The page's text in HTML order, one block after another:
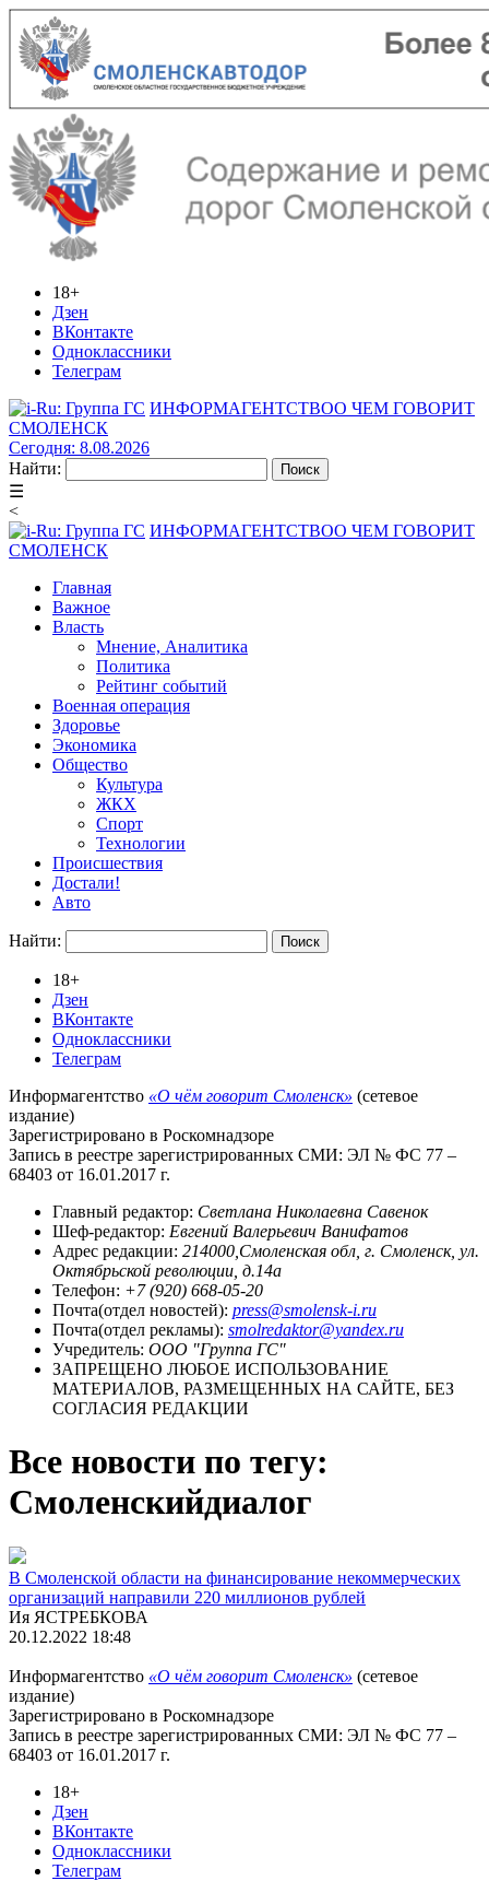
18+
Дзен
ВКонтакте
Одноклассники
Телеграм
ИНФОРМАГЕНТСТВОО ЧЕМ ГОВОРИТ
СМОЛЕНСК
Сегодня: 8.08.2026
Найти:
☰
<
ИНФОРМАГЕНТСТВОО ЧЕМ ГОВОРИТ
СМОЛЕНСК
Главная
Важное
Власть
Мнение, Аналитика
Политика
Рейтинг событий
Военная операция
Здоровье
Экономика
Общество
Культура
ЖКХ
Спорт
Технологии
Происшествия
Достали!
Авто
Найти:
18+
Дзен
ВКонтакте
Одноклассники
Телеграм
Информагентство «О чём говорит Смоленск» (сетевое
издание)
Зарегистрировано в Роскомнадзоре
Запись в реестре зарегистрированных СМИ: ЭЛ № ФС 77 –
68403 от 16.01.2017 г.
Главный редактор: Светлана Николаевна Савенок
Шеф-редактор: Евгений Валерьевич Ванифатов
Адрес редакции: 214000,Смоленская обл, г. Смоленск, ул.
Октябрьской революции, д.14а
Телефон: +7 (920) 668-05-20
Почта(отдел новостей): press@smolensk-i.ru
Почта(отдел рекламы): smolredaktor@yandex.ru
Учредитель: ООО "Группа ГС"
ЗАПРЕЩЕНО ЛЮБОЕ ИСПОЛЬЗОВАНИЕ
МАТЕРИАЛОВ, РАЗМЕЩЕННЫХ НА САЙТЕ, БЕЗ
СОГЛАСИЯ РЕДАКЦИИ
Все новости по тегу:
Смоленскийдиалог
В Смоленской области на финансирование некоммерческих
организаций направили 220 миллионов рублей
Ия ЯСТРЕБКОВА
20.12.2022 18:48
Информагентство «О чём говорит Смоленск» (сетевое
издание)
Зарегистрировано в Роскомнадзоре
Запись в реестре зарегистрированных СМИ: ЭЛ № ФС 77 –
68403 от 16.01.2017 г.
18+
Дзен
ВКонтакте
Одноклассники
Телеграм